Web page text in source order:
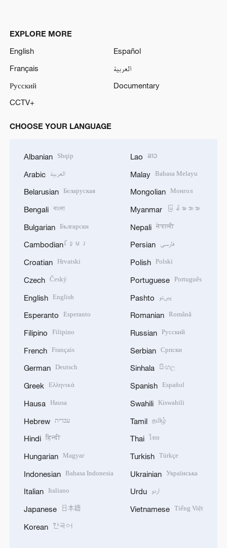
EXPLORE MORE
English
Español
Français
العربية
Русский
Documentary
CCTV+
CHOOSE YOUR LANGUAGE
Albanian Shqip
Arabic العربية
Belarusian Беларуская
Bengali বাংলা
Bulgarian Български
Cambodian ខ្មែរ
Croatian Hrvatski
Czech Český
English English
Esperanto Esperanto
Filipino Filipino
French Français
German Deutsch
Greek Ελληνικά
Hausa Hausa
Hebrew עברית
Hindi हिन्दी
Hungarian Magyar
Indonesian Bahasa Indonesia
Italian Italiano
Japanese 日本語
Korean 한국어
Lao ລາວ
Malay Bahasa Melayu
Mongolian Монгол
Myanmar မြန်မာဘာသာ
Nepali नेपाली
Persian فارسی
Polish Polski
Portuguese Português
Pashto پښتو
Romanian Română
Russian Русский
Serbian Српски
Sinhala සිංහල
Spanish Español
Swahili Kiswahili
Tamil தமிழ்
Thai ไทย
Turkish Türkçe
Ukrainian Українська
Urdu اردو
Vietnamese Tiếng Việt